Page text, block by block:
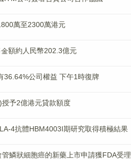
萬至2300萬港元
額約人民幣202.3億元
36.64%公司權益 下午1時復牌
予2億港元貸款額度
4抗體HBM4003I期研究取得積極結果
鱗狀細胞癌的新藥上市申請獲FDA受理